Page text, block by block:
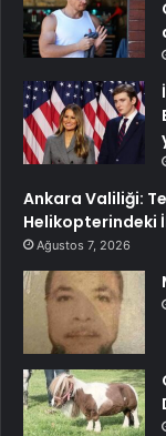
Ankara Valiliği:
Helikopterindeki
Ağustos 7, 2026